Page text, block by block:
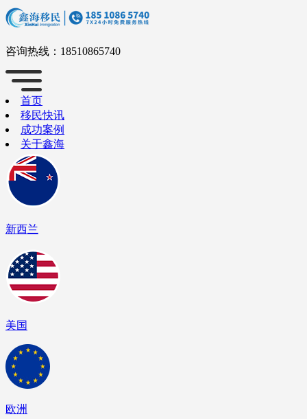
咨询热线： 18510865740
首页
移民快讯
成功案例
关于鑫海
新西兰
美国
欧洲